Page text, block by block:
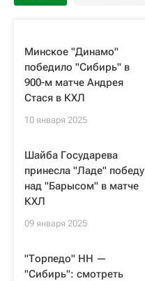
Минское "Динамо"
победило "Сибирь" в
900-м матче Андрея
Стася в КХЛ
10 января 2025
Шайба Государева
принесла "Ладе" победу
над "Барысом" в матче
КХЛ
09 января 2025
"Торпедо" НН —
"Сибирь": смотреть